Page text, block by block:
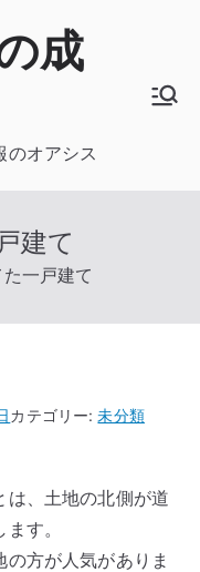
成
のオアシス
建て
一戸建て
カテゴリー:未分類
は、土地の北側が道
す。
方が人気がありま